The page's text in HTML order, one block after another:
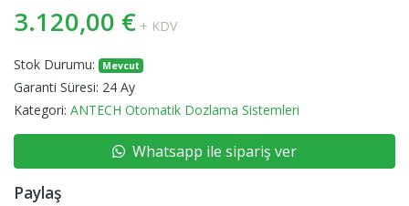
3.120,00 € + KDV
Stok Durumu: Mevcut
Garanti Süresi: 24 Ay
Kategori: ANTECH Otomatik Dozlama Sistemleri
Whatsapp ile sipariş ver
Paylaş